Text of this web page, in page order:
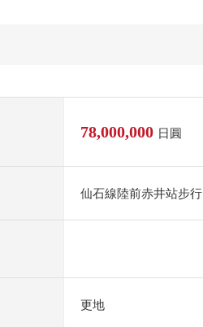
78,000,000 日圓
仙石線陸前赤井站步
更地